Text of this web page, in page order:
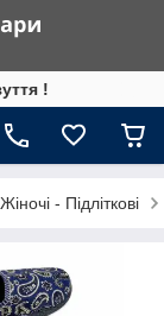
!
- Підліткові